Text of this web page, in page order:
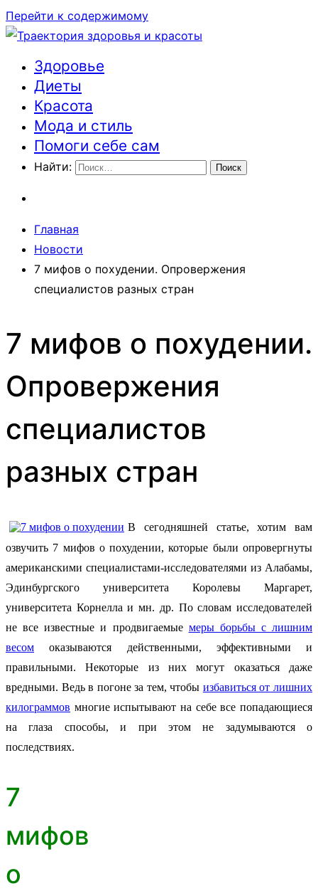
Перейти к содержимому
Траектория здоровья и красоты
Здоровье
Диеты
Красота
Мода и стиль
Помоги себе сам
Найти:
Главная
Новости
7 мифов о похудении. Опровержения
специалистов разных стран
7 мифов о похудении.
Опровержения
специалистов
разных стран
В сегодняшней статье, хотим вам
озвучить 7 мифов о похудении, которые были опровергнуты
американскими специалистами-исследователями из Алабамы,
Эдинбургского университета Королевы Маргарет,
университета Корнелла и мн. др. По словам исследователей
не все известные и продвигаемые меры борьбы с лишним
весом оказываются действенными, эффективными и
правильными. Некоторые из них могут оказаться даже
вредными. Ведь в погоне за тем, чтобы избавиться от лишних
килограммов многие испытывают на себе все попадающиеся
на глаза способы, и при этом не задумываются о
последствиях.
7
мифов
о